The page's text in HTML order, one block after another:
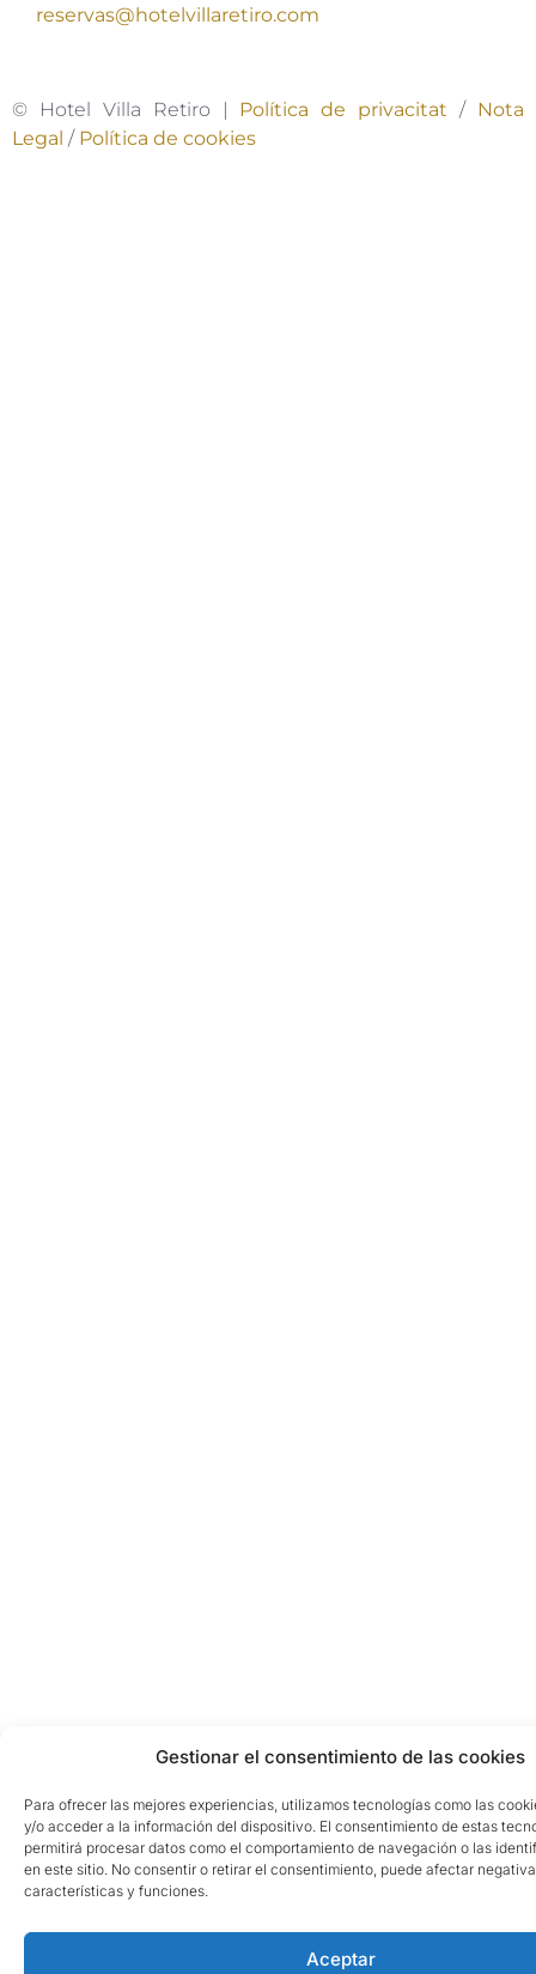
Gestionar el consentimiento de las cookies
Para ofrecer las mejores experiencias, utilizamos tecnologías como las
y/o acceder a la información del dispositivo. El consentimiento de estas
permitirá procesar datos como el comportamiento de navegación o las
en este sitio. No consentir o retirar el consentimiento, puede afectar
características y funciones.
Aceptar
reservas@hotelvillaretiro.com
© Hotel Villa Retiro | Política de privacitat / Nota
Legal / Política de cookies